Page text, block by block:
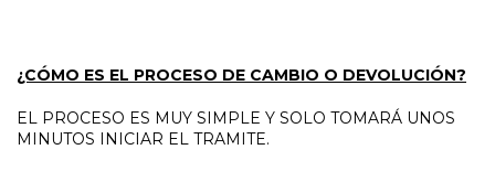
¿CÓMO ES EL PROCESO DE CAMBIO O DEVOLUCIÓN?
EL PROCESO ES MUY SIMPLE Y SOLO TOMARÁ UNOS
MINUTOS INICIAR EL TRAMITE.